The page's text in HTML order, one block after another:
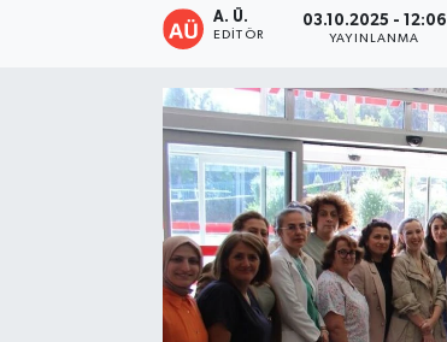
A. Ü.
EDITÖR
03.10.2025 - 12:06
YAYINLANMA